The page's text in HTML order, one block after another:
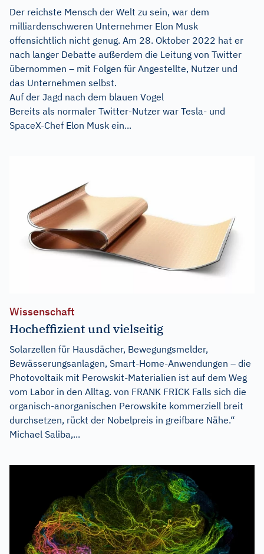
Der reichste Mensch der Welt zu sein, war dem
milliardenschweren Unternehmer Elon Musk
offensichtlich nicht genug. Am 28. Oktober 2022 hat er
nach langer Debatte außerdem die Leitung von Twitter
übernommen – mit Folgen für Angestellte, Nutzer und
das Unternehmen selbst.
Auf der Jagd nach dem blauen Vogel
Bereits als normaler Twitter-Nutzer war Tesla- und
SpaceX-Chef Elon Musk ein...
Wissenschaft
Hocheffizient und vielseitig
Solarzellen für Hausdächer, Bewegungsmelder,
Bewässerungsanlagen, Smart-Home-Anwendungen – die
Photovoltaik mit Perowskit-Materialien ist auf dem Weg
vom Labor in den Alltag. von FRANK FRICK Falls sich die
organisch-anorganischen Perowskite kommerziell breit
durchsetzen, rückt der Nobelpreis in greifbare Nähe.“
Michael Saliba,...